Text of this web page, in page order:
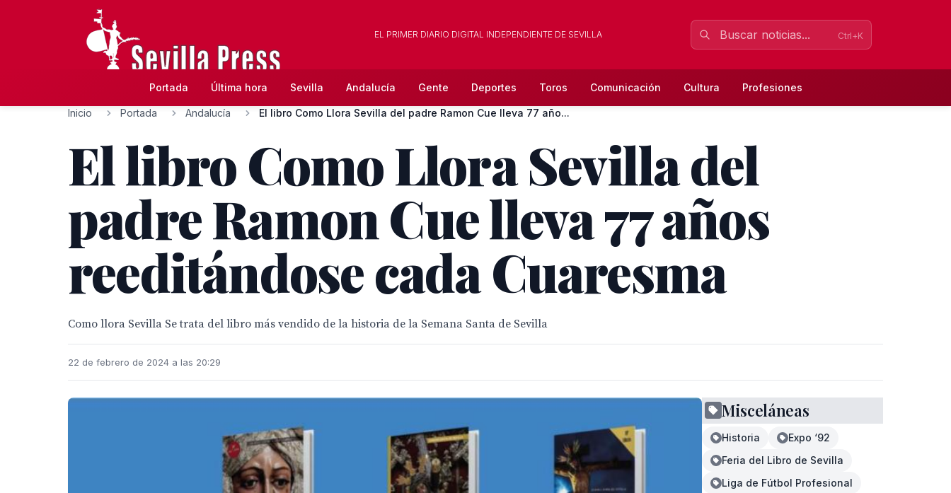
EL PRIMER DIARIO DIGITAL INDEPENDIENTE DE SEVILLA Ctrl+K
Portada Última hora Sevilla Andalucía Gente Deportes Toros Comunicación Cultura Profesiones
Inicio Portada Andalucía El libro Como Llora Sevilla del padre Ramon Cue lleva 77 año...
El libro Como Llora Sevilla del
padre Ramon Cue lleva 77 años
reeditándose cada Cuaresma
Como llora Sevilla Se trata del libro más vendido de la historia de la Semana Santa de Sevilla
22 de febrero de 2024 a las 20:29
Misceláneas
Historia
Expo ‘92
Feria del Libro de Sevilla
Liga de Fútbol Profesional